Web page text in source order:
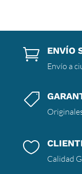
 ENVÍO
Envío a


Calidad